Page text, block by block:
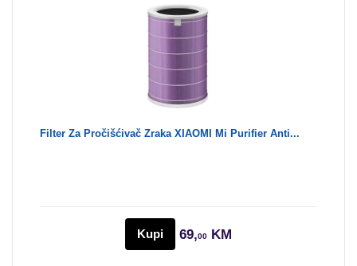
Filter Za Pročišćivač Zraka XIAOMI Mi Purifier Anti...
Kupi 69,00 KM